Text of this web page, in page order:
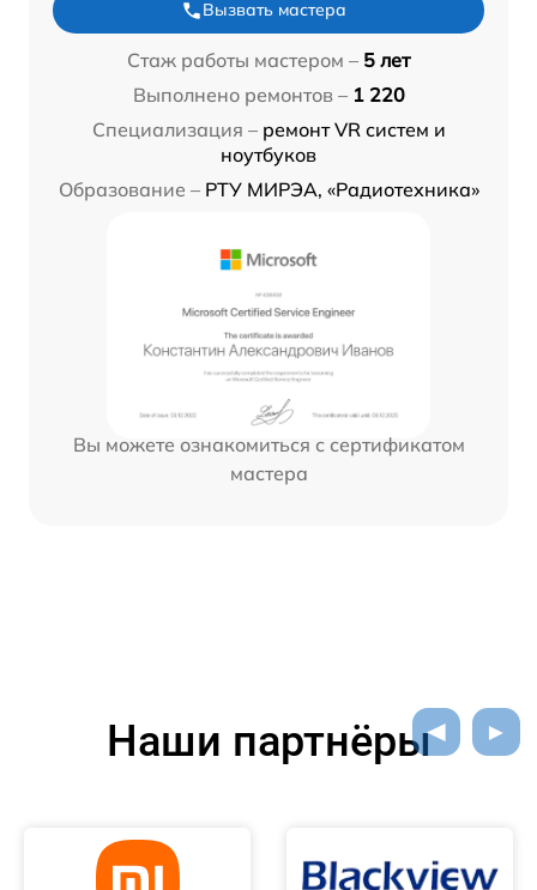
Вызвать мастера
Стаж работы мастером – 5 лет
Выполнено ремонтов – 1 220
Специализация – ремонт VR систем и
ноутбуков
Образование – РТУ МИРЭА, «Радиотехника»
Вы можете ознакомиться с сертификатом
мастера
Наши партнёры